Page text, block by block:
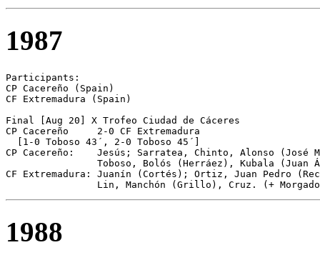
1987
Participants:
CP Cacereño (Spain)
CF Extremadura (Spain)
Final [Aug 20] X Trofeo Ciudad de Cáceres
CP Cacereño	2-0 CF Extremadura
  [1-0 Toboso 43´, 2-0 Toboso 45´]
CP Cacereño:    Jesús; Sarratea, Chinto, Alonso
Toboso, Bolós (Herráez), Kubala (Juan
CF Extremadura: Juanín (Cortés); Ortiz, Juan Pedro
Lin, Manchón (Grillo), Cruz. (+
1988